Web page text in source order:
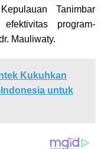
Tanimbar
program-
Mauliwaty.
Kukuhkan
untuk